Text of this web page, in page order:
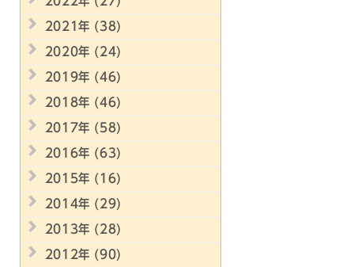
2021年 (38)
2020年 (24)
2019年 (46)
2018年 (46)
2017年 (58)
2016年 (63)
2015年 (16)
2014年 (29)
2013年 (28)
2012年 (90)